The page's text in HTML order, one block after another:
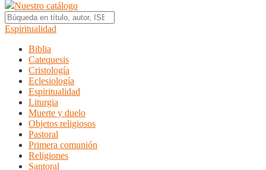
Nuestro catálogo
Espiritualidad
Biblia
Catequesis
Cristología
Eclesiología
Espiritualidad
Liturgia
Muerte y duelo
Objetos religiosos
Pastoral
Primera comunión
Religiones
Santoral